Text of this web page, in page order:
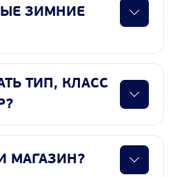
ЗИМНИЕ
ТИП, КЛАСС
МАГАЗИН?